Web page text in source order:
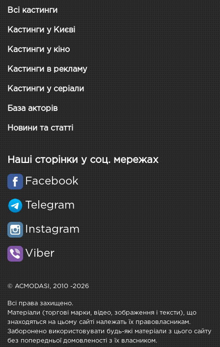
Всі кастинги
Кастинги у Києві
Кастинги у кіно
Кастинги в рекламу
Кастинги у серіали
База акторів
Новини та статті
Наші сторінки у соц. мережах
Facebook
Telegram
Instagram
Viber
© ACMODASI, 2010 -2026
Всі права захищено.
Матеріали (торгові марки, відео, зображення і тексти), що
знаходяться на цьому сайті належать їх правовласникам.
Заборонено використовувати будь-які матеріали з цього сайту
без попередньої домовленості з їх власником.